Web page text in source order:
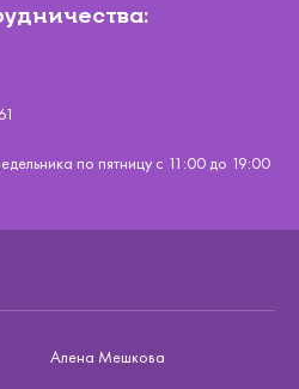
по пятницу с 11:00 до 19:00
Алена Мешкова